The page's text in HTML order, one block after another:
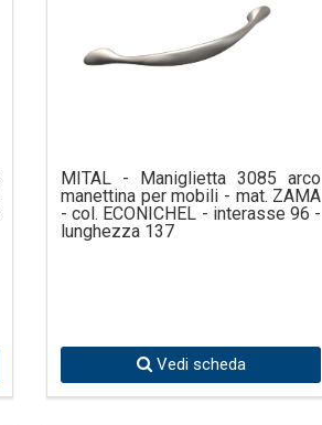
MITAL - Maniglietta 3085 arco
manettina per mobili - mat. ZAMA
- col. ECONICHEL - interasse 96 -
lunghezza 137
Vedi scheda